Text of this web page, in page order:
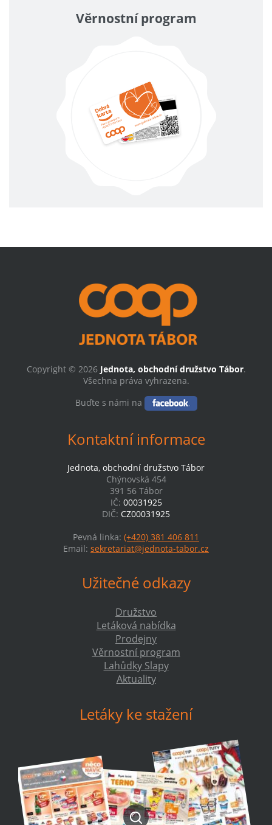
Věrnostní program
Copyright © 2026 Jednota, obchodní družstvo Tábor.
Všechna práva vyhrazena.
Buďte s námi na
Kontaktní informace
Jednota, obchodní družstvo Tábor
Chýnovská 454
391 56 Tábor
IČ: 00031925
DIČ: CZ00031925
Pevná linka: (+420) 381 406 811
Email: sekretariat@jednota-tabor.cz
Užitečné odkazy
Družstvo
Letáková nabídka
Prodejny
Věrnostní program
Lahůdky Slapy
Aktuality
Letáky ke stažení